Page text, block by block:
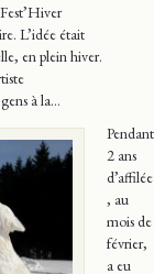
L’idée était
en plein hiver.
à la…
Pendant
2 ans
d’affilée
, au
mois de
février,
a eu